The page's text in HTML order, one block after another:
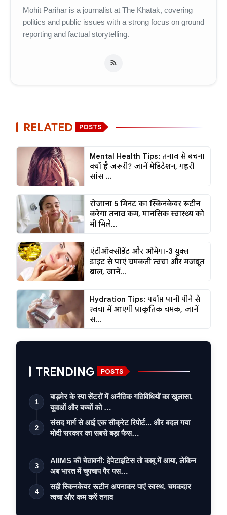
Mohit Parihar is a journalist at The Khatak, covering
politics and public issues with a strong focus on ground
reporting and factual storytelling.
RELATED POSTS
Mental Health Tips: तनाव से बचना
क्यों है जरूरी? जानें मेडिटेशन, गहरी
सांस ...
रोजाना 5 मिनट का स्किनकेयर रूटीन
करेगा तनाव कम, मानसिक स्वास्थ्य को
भी मिले...
एंटीऑक्सीडेंट और ओमेगा-3 युक्त
डाइट से पाएं चमकती त्वचा और मजबूत
बाल, जानें...
Hydration Tips: पर्याप्त पानी पीने से
त्वचा में आएगी प्राकृतिक चमक, जानें
स...
TRENDING POSTS
1
बाड़मेर के स्पा सेंटरों में अनैतिक गतिविधियों का खुलासा,
युवाओं और बच्चों को …
2
संसद मार्ग से आई एक सीक्रेट रिपोर्ट... और बदल गया
मोदी सरकार का सबसे बड़ा फैस…
3
AIIMS की चेतावनी: हेपेटाइटिस तो काबू में आया, लेकिन
अब भारत में चुपचाप पैर पस…
4
सही स्किनकेयर रूटीन अपनाकर पाएं स्वस्थ, चमकदार
त्वचा और कम करें तनाव